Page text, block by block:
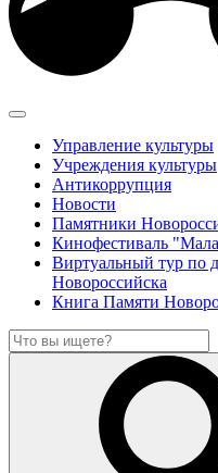
Управление культуры
Учреждения культуры
Антикоррупция
Новости
Памятники
Кинофестиваль
Виртуальный тур по
Новороссийска
Книга Памяти